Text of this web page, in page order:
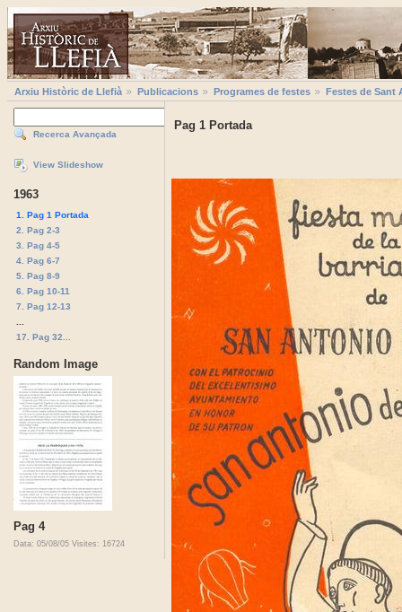
Arxiu Històric de Llefià Publicacions Programes de festes Festes de Sant
Recerca Avançada
View Slideshow
1963
1. Pag 1 Portada
2. Pag 2-3
3. Pag 4-5
4. Pag 6-7
5. Pag 8-9
6. Pag 10-11
7. Pag 12-13
17. Pag 32...
Random Image
Pag 4
Data: 05/08/05 Visites: 16724
Pag 1 Portada